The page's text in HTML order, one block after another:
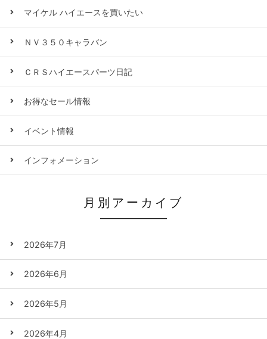
マイケル ハイエースを買いたい
ＮＶ３５０キャラバン
ＣＲＳハイエースパーツ日記
お得なセール情報
イベント情報
インフォメーション
月別アーカイブ
2026年7月
2026年6月
2026年5月
2026年4月